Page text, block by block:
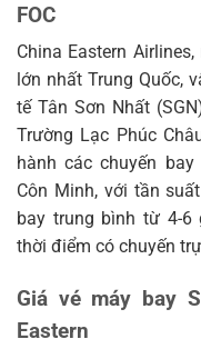
FOC
China Eastern
lớn nhất Trung Quốc,
tế Tân Sơn Nhất
Trường Lạc Phúc
hành các chuyến
Côn Minh, với tần
bay trung bình từ 4-6
thời điểm có chuyến
Giá vé máy bay
Eastern